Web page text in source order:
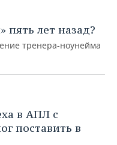
пять лет назад?
тренера-ноунейма
в АПЛ с
поставить в